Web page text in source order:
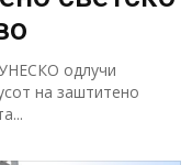
одлучи
на заштитено